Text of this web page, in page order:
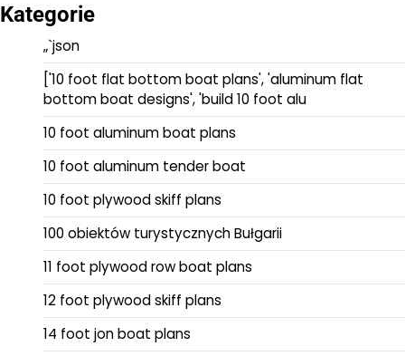
Kategorie
„`json
['10 foot flat bottom boat plans', 'aluminum flat
bottom boat designs', 'build 10 foot alu
10 foot aluminum boat plans
10 foot aluminum tender boat
10 foot plywood skiff plans
100 obiektów turystycznych Bułgarii
11 foot plywood row boat plans
12 foot plywood skiff plans
14 foot jon boat plans